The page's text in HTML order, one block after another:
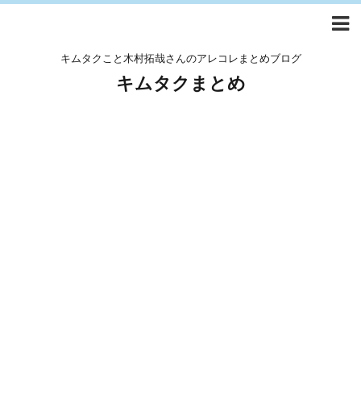
キムタクこと木村拓哉さんのアレコレまとめブログ
キムタクまとめ